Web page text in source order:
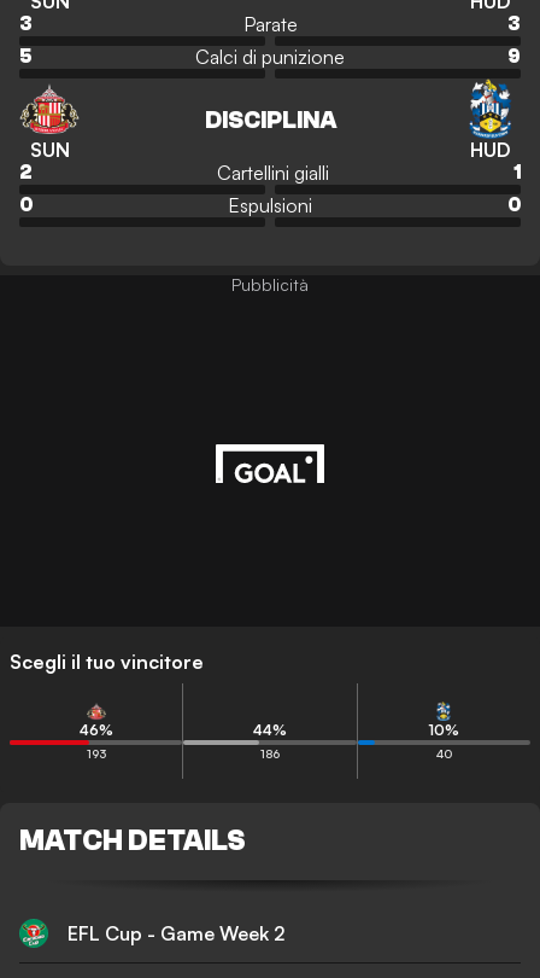
3 Parate
3
5
Calci di punizione 9
SUN
DISCIPLINA
HUD
2 Cartellini gialli
1
0
Espulsioni 0
Scegli il tuo vincitore
46%
193
44%
186
10%
40
MATCH DETAILS
EFL Cup - Game Week 2
Pubblicità